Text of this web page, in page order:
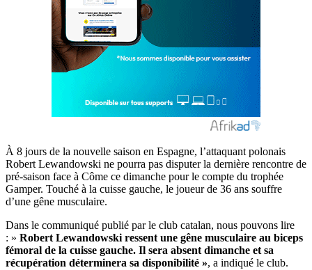
À 8 jours de la nouvelle saison en Espagne, l’attaquant polonais
Robert Lewandowski ne pourra pas disputer la dernière rencontre de
pré-saison face à Côme ce dimanche pour le compte du trophée
Gamper. Touché à la cuisse gauche, le joueur de 36 ans souffre
d’une gêne musculaire.
Dans le communiqué publié par le club catalan, nous pouvons lire
: » Robert Lewandowski ressent une gêne musculaire au biceps
fémoral de la cuisse gauche. Il sera absent dimanche et sa
récupération déterminera sa disponibilité », a indiqué le club.